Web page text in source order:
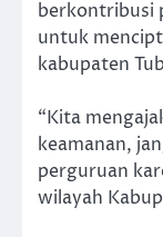
berkontribusi
untuk
kabupaten
“Kita
keamanan,
perguruan
wilayah